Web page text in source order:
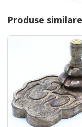
Produse similare